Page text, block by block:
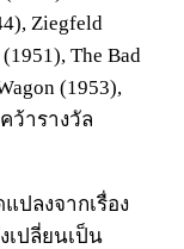
Ziegfeld
The Bad
(1953),
ว้ารางวัล
แปลงจากเรื่อง
เปลี่ยนเป็น